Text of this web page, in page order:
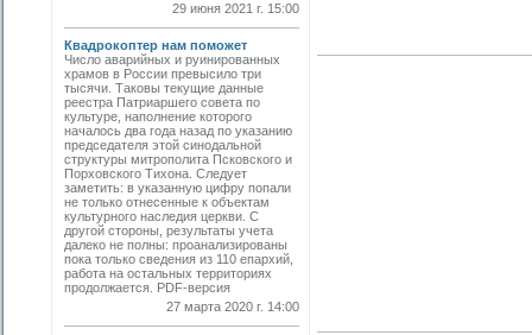
29 июня 2021 г. 15:00
Квадрокоптер нам поможет
Число аварийных и руинированных
храмов в России превысило три
тысячи. Таковы текущие данные
реестра Патриаршего совета по
культуре, наполнение которого
началось два года назад по указанию
председателя этой синодальной
структуры митрополита Псковского и
Порховского Тихона. Следует
заметить: в указанную цифру попали
не только отнесенные к объектам
культурного наследия церкви. С
другой стороны, результаты учета
далеко не полны: проанализированы
пока только сведения из 110 епархий,
работа на остальных территориях
продолжается. PDF-версия
27 марта 2020 г. 14:00